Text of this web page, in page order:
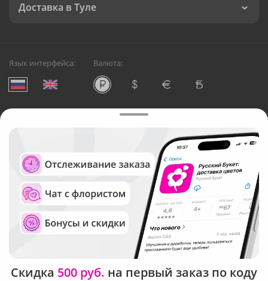
Доставка в Туле
Язык интерфейса: Валюта:
Служба круглосуточной доставки цветов в Туле
Русский Букет, 2026
Общество с ограниченной ответственностью «Технология»
ОГРН: 1195476081745, ИНН: 5410081997
Юридический адрес: г. Новосибирск, ул. Ипподромская,
д.42, оф. 3
Рейтинг Русского букета
Скидка 500 руб. на первый заказ по коду